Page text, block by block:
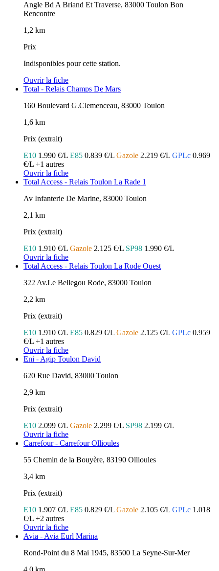
Angle Bd A Briand Et Traverse, 83000 Toulon Bon
Rencontre
1,2 km
Prix
Indisponibles pour cette station.
Ouvrir la fiche
Total - Relais Champs De Mars
160 Boulevard G.Clemenceau, 83000 Toulon
1,6 km
Prix (extrait)
E10 1.990 €/L E85 0.839 €/L Gazole 2.219 €/L GPLc 0.969
€/L +1 autres
Ouvrir la fiche
Total Access - Relais Toulon La Rade 1
Av Infanterie De Marine, 83000 Toulon
2,1 km
Prix (extrait)
E10 1.910 €/L Gazole 2.125 €/L SP98 1.990 €/L
Ouvrir la fiche
Total Access - Relais Toulon La Rode Ouest
322 Av.Le Bellegou Rode, 83000 Toulon
2,2 km
Prix (extrait)
E10 1.910 €/L E85 0.829 €/L Gazole 2.125 €/L GPLc 0.959
€/L +1 autres
Ouvrir la fiche
Eni - Agip Toulon David
620 Rue David, 83000 Toulon
2,9 km
Prix (extrait)
E10 2.099 €/L Gazole 2.299 €/L SP98 2.199 €/L
Ouvrir la fiche
Carrefour - Carrefour Ollioules
55 Chemin de la Bouyère, 83190 Ollioules
3,4 km
Prix (extrait)
E10 1.907 €/L E85 0.829 €/L Gazole 2.105 €/L GPLc 1.018
€/L +2 autres
Ouvrir la fiche
Avia - Avia Eurl Marina
Rond-Point du 8 Mai 1945, 83500 La Seyne-Sur-Mer